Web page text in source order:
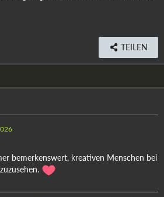
TEILEN
bemerkenswert, kreativen Menschen bei